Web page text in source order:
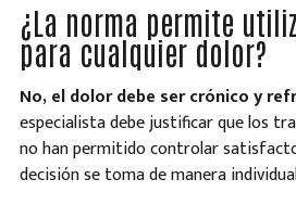
¿La norma permite
para cualquier dolor?
No, el dolor debe ser crónico y
especialista debe justificar que los
no han permitido controlar
decisión se toma de manera